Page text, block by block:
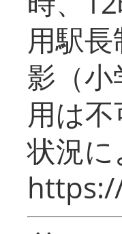
用駅
影（
用は
状況